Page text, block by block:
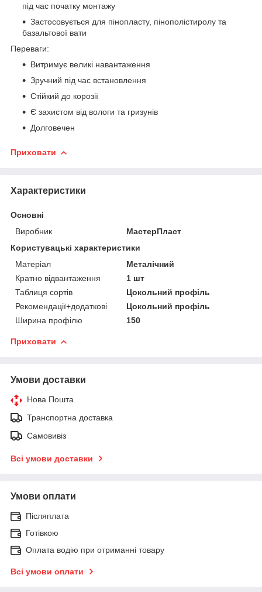
під час початку монтажу
Застосовується для пінопласту, пінополістиролу та
базальтової вати
Переваги:
Витримує великі навантаження
Зручний під час встановлення
Стійкий до корозії
Є захистом від вологи та гризунів
Долговечен
Приховати
Характеристики
Основні
Виробник
МастерПласт
Користувацькi характеристики
Матеріал
Металічний
Кратно відвантаження
1 шт
Таблиця сортів
Цокольний профіль
Рекомендації+додаткові
Цокольний профіль
Ширина профілю
150
Приховати
Умови доставки
Нова Пошта
Транспортна доставка
Самовивіз
Всі умови доставки
Умови оплати
Післяплата
Готівкою
Оплата водію при отриманні товару
Всі умови оплати